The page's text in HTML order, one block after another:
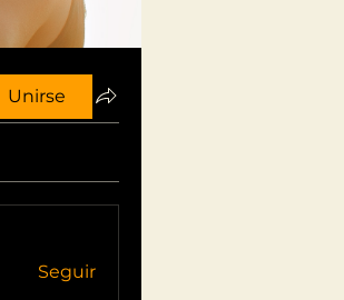
Unirse
Seguir